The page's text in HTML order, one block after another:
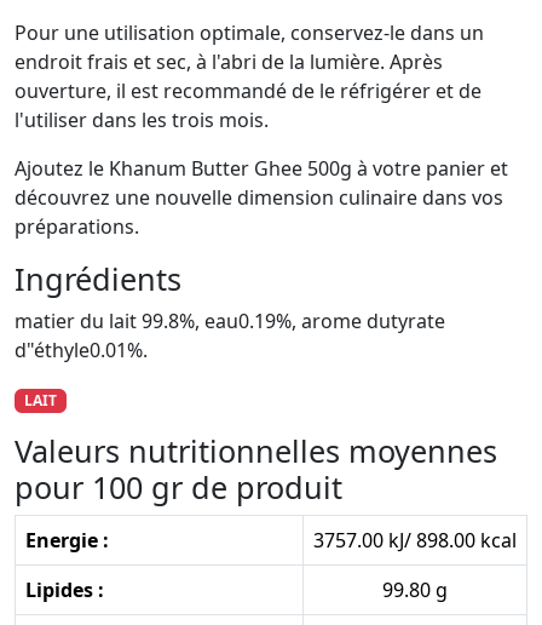
Pour une utilisation optimale, conservez-le dans un
endroit frais et sec, à l'abri de la lumière. Après
ouverture, il est recommandé de le réfrigérer et de
l'utiliser dans les trois mois.
Ajoutez le Khanum Butter Ghee 500g à votre panier et
découvrez une nouvelle dimension culinaire dans vos
préparations.
Ingrédients
matier du lait 99.8%, eau0.19%, arome dutyrate
d"éthyle0.01%.
LAIT
Valeurs nutritionnelles moyennes
pour 100 gr de produit
Energie :
3757.00 kJ/ 898.00 kcal
Lipides :
99.80 g